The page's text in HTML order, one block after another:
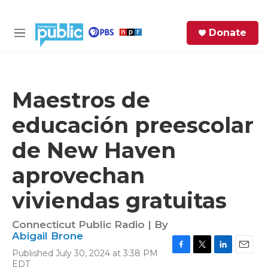
M
Donate
Maestros de
educación preescolar
de New Haven
aprovechan
viviendas gratuitas
Connecticut Public Radio | By
Abigail Brone
Published July 30, 2024 at 3:38 PM
EDT